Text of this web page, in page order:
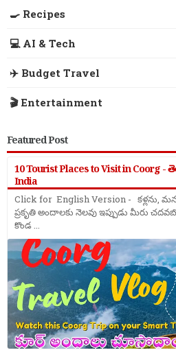
🍳 Recipes
💻 AI & Tech
✈️ Budget Travel
🎬 Entertainment
Featured Post
10 Tourist Places to Visit in Coorg -
India
Click for English Version - కళ్లను,
ప్రకృతి అందాలకు నెలవు ఇప్పుడు మీరు
కొండ ...